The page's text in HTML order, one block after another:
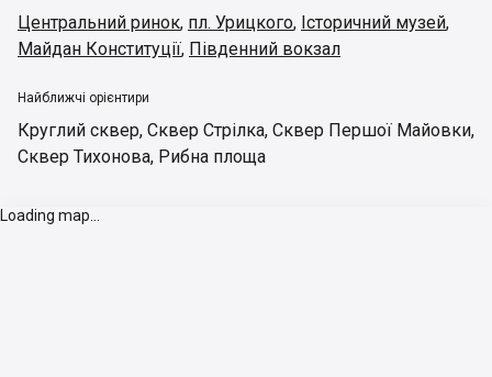
Центральний ринок, пл. Урицкого, Історичний музей,
Майдан Конституції, Південний вокзал
Найближчі орієнтири
Круглий сквер, Сквер Стрілка, Сквер Першої Майовки,
Сквер Тихонова, Рибна площа
Loading map...